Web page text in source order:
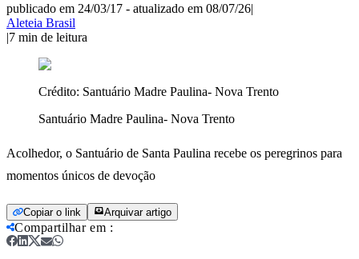
publicado em 24/03/17 - atualizado em 08/07/26|
Aleteia Brasil
|7 min de leitura
Crédito: Santuário Madre Paulina- Nova Trento
Santuário Madre Paulina- Nova Trento
Acolhedor, o Santuário de Santa Paulina recebe os peregrinos para
momentos únicos de devoção
Copiar o link Arquivar artigo
Compartilhar em :